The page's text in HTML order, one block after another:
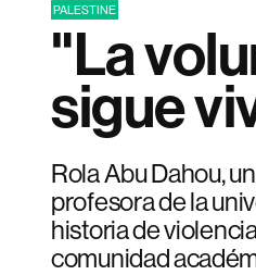
PALESTINE
"La
sigue
Rola Abu Dahou,
profesora de la
historia de
comunidad